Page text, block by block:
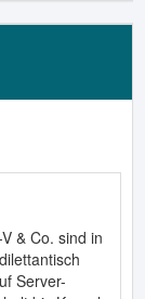
& Co. sind in
Server-